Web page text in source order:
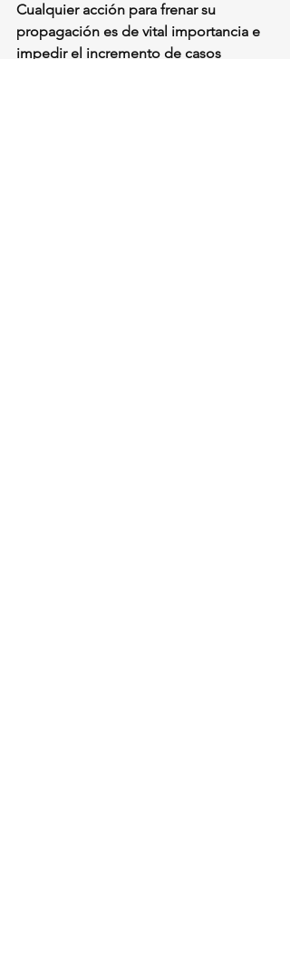
Cualquier acción para frenar su
propagación es de vital importancia e
impedir el incremento de casos